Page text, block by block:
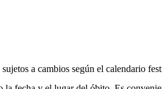
a cambios según el calendario